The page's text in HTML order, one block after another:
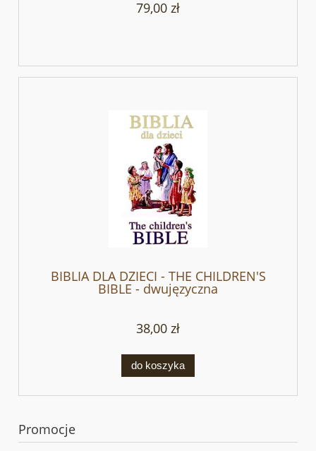
79,00 zł
BIBLIA DLA DZIECI - THE CHILDREN'S
BIBLE - dwujęzyczna
38,00 zł
do koszyka
Promocje